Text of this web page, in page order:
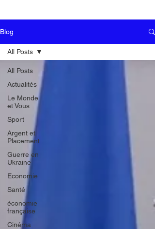
Blog
All Posts
Actualités
Le Monde
et Vous
Sport
Argent et
Placement
Guerre en
Ukraine
Economie
Santé
économie
française
Cinéma
All Posts